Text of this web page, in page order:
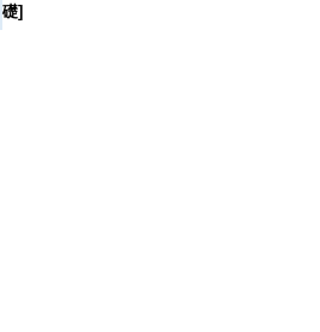
礎]